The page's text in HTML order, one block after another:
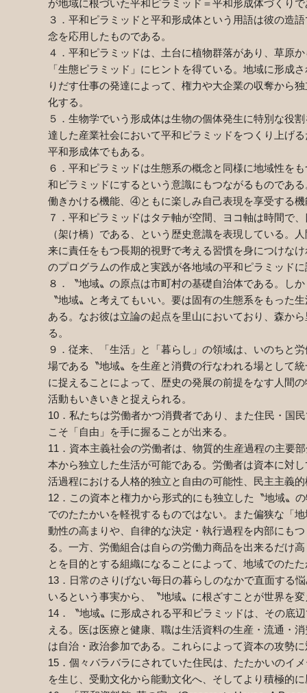
が地域に根づいた平和ピラミッド＝平和形成体づくり
３．平和ピラミッドと平和形成体という用語は彼の造
念を応用したものである。
４．平和ピラミッドは、土台に植物群落があり、草原
「生態ピラミッド」にヒントを得ている。地域に形成
りだす仕事の発達によって、権力や大企業の収奪から
化する。
５．生物学でいう形成体は生物の個体発生に特別な役
達した産業社会において平和ピラミッドをつくり上げ
平和形成体でもある。
６．平和ピラミッドは生態系の概念と同様に地域性を
和ピラミッドにするという意識にもつながるもので
働きかける機能、④ともに楽しみ自己表現を享受する
７．平和ピラミッドはタテ軸が空間、ヨコ軸は時間で
（架け橋）である、という歴史意識を表現している。
来に責任をもつ長期的視野で考える習慣を身につけな
のプログラムの作成と実践が各地域の平和ピラミッド
８．〝地域〟の原点は市町村の基礎自治体である。し
〝地域〟と考えてもいい。要は固有の生態系をもった
ある。なお彼は立論の起点を里山においており、森か
る。
９．従来、「生活」と「暮らし」の領域は、いのちと
場である〝地域〟を生産と消費の行なわれる場として
に捉えることによって、歴史の発展の前提をなす人間
活動もいきいきと捉えられる。
10 ．私たちは労働者かつ消費者であり、また住民・国
こそ「自由」を手に握ることが出来る。
11 ．資本主義社会の労働者は、物質的生産過程の主要
本から独立した生活が可能である。労働者は資本に対
活過程における人格的独立と自由の可能性、民主主義
12 ．この資本と権力から形式的にも独立した〝地域〟
でのたたかいを軽視するものではない。また偏狭な「
動性の高まりや、自律的な決定・執行過程を内部にも
る。一方、労働組合は自らの労働力商品を出来るだけ
とを目的とする組織になることによって、地域でのた
13 ．日常のさりげない毎日の暮らしのなかで直面する
いるという事実から、〝地域〟に根ざすことが世界を
14 ．〝地域〟に形成される平和ピラミッドは、その底
える。医は医療と健康、職は生活資料の生産・流通・
は自治・政治参加である。これらによって資本の攻勢
15 ．個々バラバラにされていた住民は、たたかいのイ
を生じ、受動文化から能動文化へ、そしてより積極的